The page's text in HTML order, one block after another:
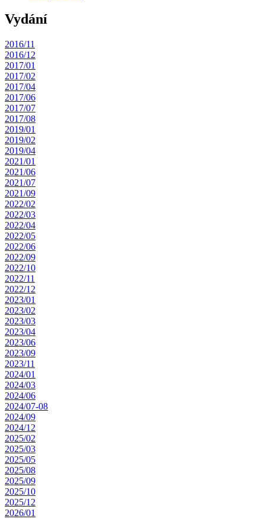
Vydání
2016/11
2016/12
2017/01
2017/02
2017/04
2017/06
2017/07
2017/08
2019/01
2019/02
2019/04
2021/01
2021/06
2021/07
2021/09
2022/02
2022/03
2022/04
2022/05
2022/06
2022/09
2022/10
2022/11
2022/12
2023/01
2023/02
2023/03
2023/04
2023/06
2023/09
2023/11
2024/01
2024/03
2024/06
2024/07-08
2024/09
2024/12
2025/02
2025/03
2025/05
2025/08
2025/09
2025/10
2025/12
2026/01